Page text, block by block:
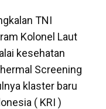
TNI
Kolonel Laut
kesehatan
Screening
klaster baru
( KRI )